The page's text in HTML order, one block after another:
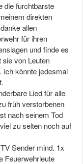
die furchtbarste
direkten
allen
für ihren
und finde es
sie von Leuten
ich könnte jedesmal
Lied für alle
früh verstorbenen
nach seinem Tod
zu selten noch auf
Sender mind. 1x
Feuerwehrleute